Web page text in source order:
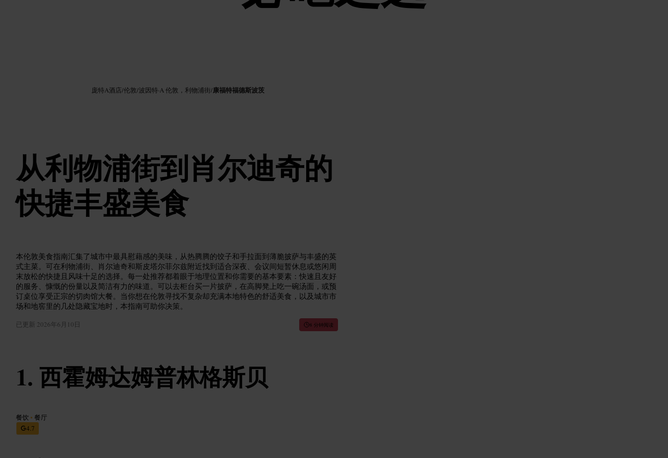
庞特A酒店/伦敦/波因特·A 伦敦，利物浦街/康福特福德斯波茨
从利物浦街到肖尔迪奇的
快捷丰盛美食
本伦敦美食指南汇集了城市中最具慰藉感的美味，从热腾腾的饺子和手拉面到薄脆披萨与丰盛的英
式主菜。可在利物浦街、肖尔迪奇和斯皮塔尔菲尔兹附近找到适合深夜、会议间短暂休息或悠闲周
末放松的快捷且风味十足的选择。每一处推荐都着眼于地理位置和你需要的基本要素：快速且友好
的服务、慷慨的份量以及简洁有力的味道。可以去柜台买一片披萨，在高脚凳上吃一碗汤面，或预
订桌位享受正宗的切肉馆大餐。当你想在伦敦寻找不复杂却充满本地特色的舒适美食，以及城市市
场和地窖里的几处隐藏宝地时，本指南可助你决策。
已更新 2026年6月10日 8 分钟阅读
西霍姆达姆普林格斯贝
餐饮 • 餐厅
4.7